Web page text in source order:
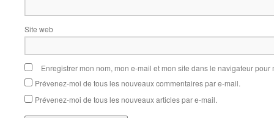
Site web
Enregistrer mon nom, mon e-mail et mon site dans le navigateur
Prévenez-moi de tous les nouveaux commentaires par e-mail.
Prévenez-moi de tous les nouveaux articles par e-mail.